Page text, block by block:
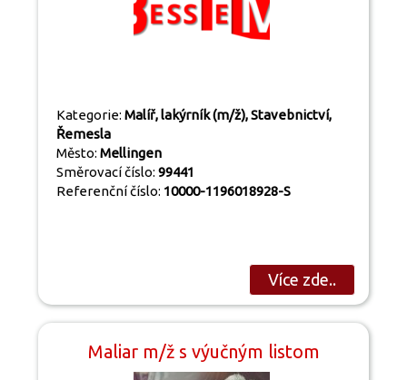
Kategorie:Malíř, lakýrník (m/ž), Stavebnictví,
Řemesla
Město:Mellingen
Směrovací číslo:99441
Referenční číslo: 10000-1196018928-S
Více zde..
Maliar m/ž s výučným listom